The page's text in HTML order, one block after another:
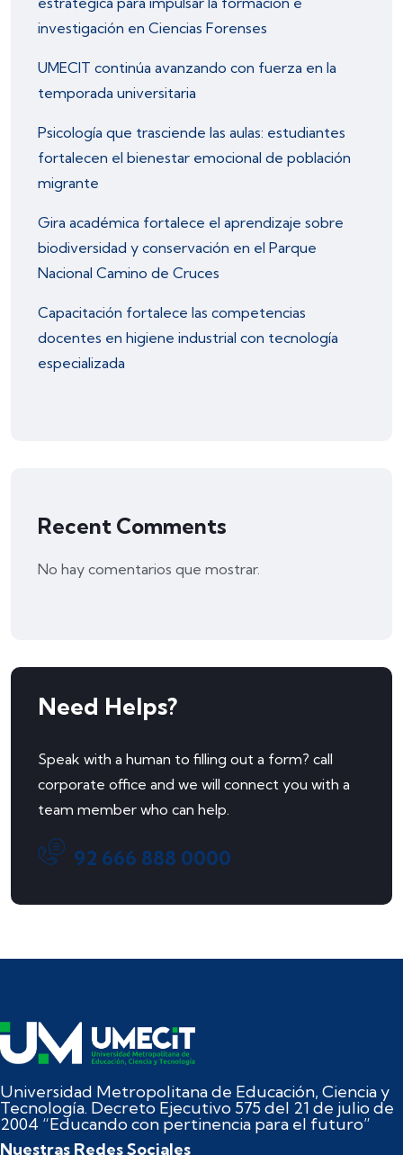
investigación en Ciencias Forenses
UMECIT continúa avanzando con fuerza en la
temporada universitaria
Psicología que trasciende las aulas: estudiantes
fortalecen el bienestar emocional de población
migrante
Gira académica fortalece el aprendizaje sobre
biodiversidad y conservación en el Parque
Nacional Camino de Cruces
Capacitación fortalece las competencias
docentes en higiene industrial con tecnología
especializada
Recent Comments
No hay comentarios que mostrar.
Need Helps?
Speak with a human to filling out a form? call
corporate office and we will connect you with a
team member who can help.
92 666 888 0000
Universidad Metropolitana de Educación, Ciencia y
Tecnología. Decreto Ejecutivo 575 del 21 de julio de
2004 “Educando con pertinencia para el futuro”
Nuestras Redes Sociales